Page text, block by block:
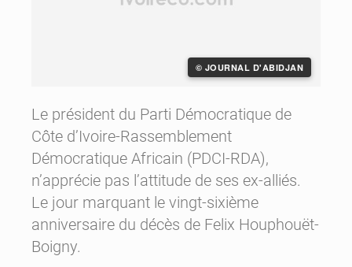
© JOURNAL D'ABIDJAN
Le président du Parti Démocratique de
Côte d’Ivoire-Rassemblement
Démocratique Africain (PDCI-RDA),
n’apprécie pas l’attitude de ses ex-alliés.
Le jour marquant le vingt-sixième
anniversaire du décès de Felix Houphouët-
Boigny.